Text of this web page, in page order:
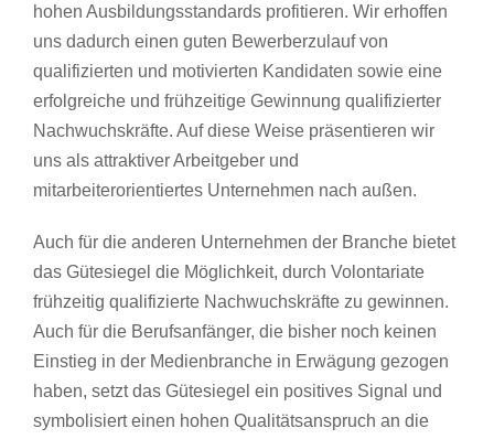
hohen Ausbildungsstandards profitieren. Wir erhoffen
uns dadurch einen guten Bewerberzulauf von
qualifizierten und motivierten Kandidaten sowie eine
erfolgreiche und frühzeitige Gewinnung qualifizierter
Nachwuchskräfte. Auf diese Weise präsentieren wir
uns als attraktiver Arbeitgeber und
mitarbeiterorientiertes Unternehmen nach außen.
Auch für die anderen Unternehmen der Branche bietet
das Gütesiegel die Möglichkeit, durch Volontariate
frühzeitig qualifizierte Nachwuchskräfte zu gewinnen.
Auch für die Berufsanfänger, die bisher noch keinen
Einstieg in der Medienbranche in Erwägung gezogen
haben, setzt das Gütesiegel ein positives Signal und
symbolisiert einen hohen Qualitätsanspruch an die